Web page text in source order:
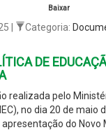
Baixar
| Categoria:
DE
realizada pelo
no dia 20 de maio
do Novo